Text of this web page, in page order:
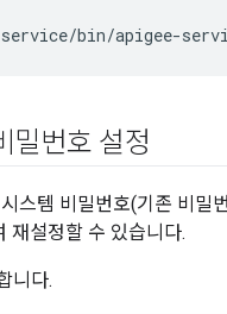
bin/apigee-
밀번호 설정
스템 비밀번호(기존 비밀
재설정할 수 있습니다.
니다.